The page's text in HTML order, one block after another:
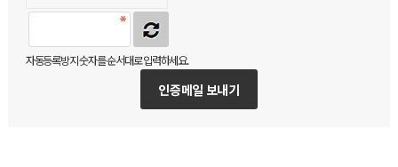
자동등록방지 숫자를 순서대로 입력하세요.
인증메일 보내기